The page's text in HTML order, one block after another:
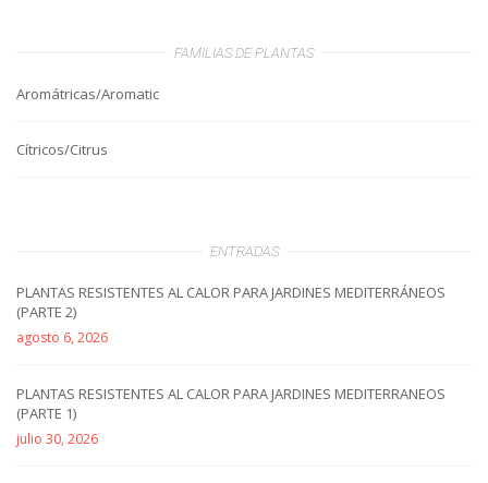
FAMILIAS DE PLANTAS
Aromátricas/Aromatic
Cítricos/Citrus
ENTRADAS
PLANTAS RESISTENTES AL CALOR PARA JARDINES MEDITERRÁNEOS
(PARTE 2)
agosto 6, 2026
PLANTAS RESISTENTES AL CALOR PARA JARDINES MEDITERRANEOS
(PARTE 1)
julio 30, 2026